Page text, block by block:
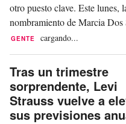
otro puesto clave. Este lunes,
nombramiento de Marcia
Core. Este nombramiento se
“Business Units” (BU)
GENTE cargando...
Tras un trimestre
sorprendente, Levi
Strauss vuelve a
sus previsiones